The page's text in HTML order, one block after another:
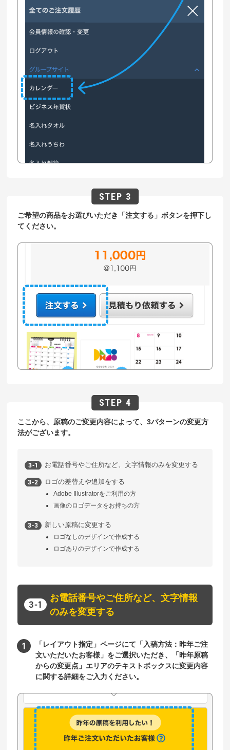
ご希望の商品をお選びいただき「注文する」ボタンを押下し
てください。
ここから、原稿のご変更内容によって、3パターンの変更方
法がございます。
お電話番号やご住所など、文字情報のみを変更する
ロゴの差替えや追加をする
Adobe Illustratorをご利用の方
画像のロゴデータをお持ちの方
新しい原稿に変更する
ロゴなしのデザインで作成する
ロゴありのデザインで作成する
お電話番号やご住所など、文字情報
のみを変更する
「レイアウト指定」ページにて「入稿方法：昨年ご注
文いただいたお客様」をご選択いただき、「昨年原稿
からの変更点」エリアのテキストボックスに変更内容
に関する詳細をご入力ください。